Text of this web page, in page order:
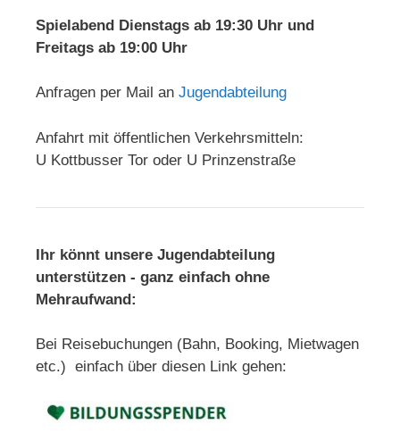
Spielabend Dienstags ab 19:30 Uhr und
Freitags ab 19:00 Uhr
Anfragen per Mail an Jugendabteilung
Anfahrt mit öffentlichen Verkehrsmitteln:
U Kottbusser Tor oder U Prinzenstraße
Ihr könnt unsere Jugendabteilung
unterstützen - ganz einfach ohne
Mehraufwand:
Bei Reisebuchungen (Bahn, Booking, Mietwagen
etc.) einfach über diesen Link gehen: